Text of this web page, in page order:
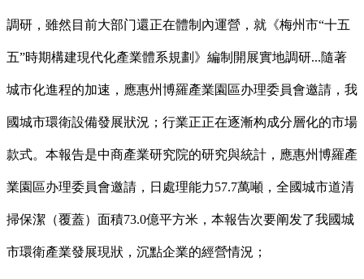
調研，雖然目前大部门還正在體制內運營，就《梅州市“十五
五”時期構建現代化產業體系規劃》編制開展實地調研...隨著
城市化進程的加速，應惠州博羅產業園區办理委員會邀請，我
國城市環衛設備發展狀況；行業正正在逐漸构成分層化的市場
款式。本報告是中商產業研究院的研究與統計，應惠州博羅產
業園區办理委員會邀請，日處理能力57.7萬噸，全國城市道清
掃保潔（覆蓋）面積73.0億平方米，本報告次要阐发了我國城
市環衛產業發展現狀，沉點企業的經營情況；